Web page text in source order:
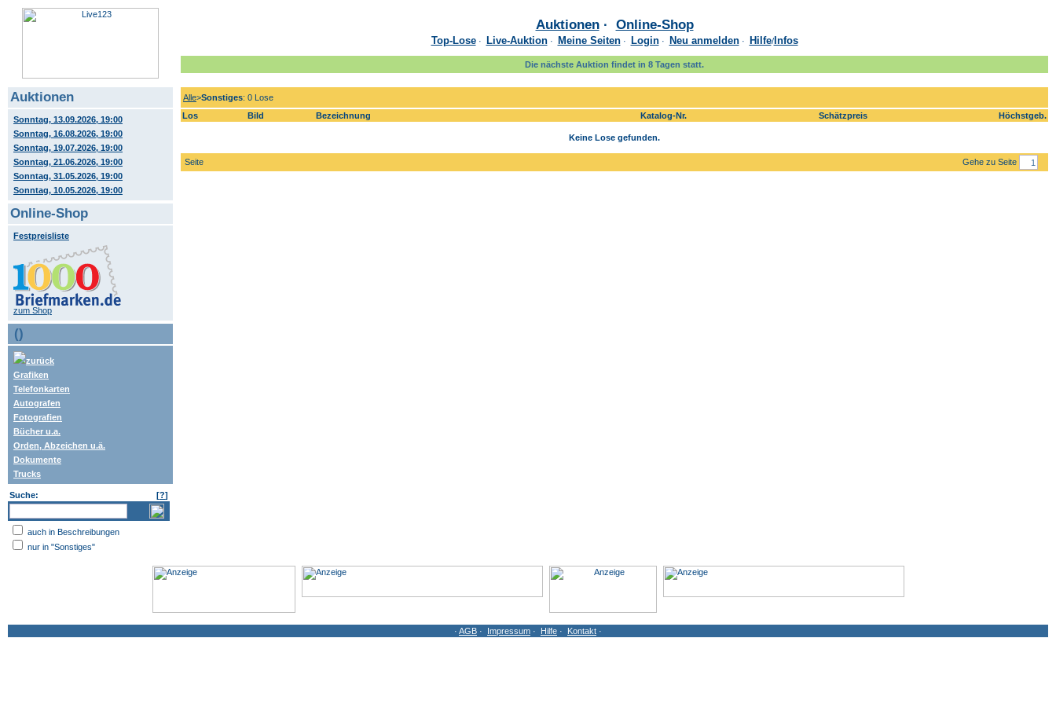
Auktionen· Online-Shop
Top-Lose· Live-Auktion· Meine Seiten· Login· Neu anmelden· Hilfe/Infos
Die nächste Auktion findet in 8 Tagen statt.
Auktionen
Sonntag, 13.09.2026, 19:00
Sonntag, 16.08.2026, 19:00
Sonntag, 19.07.2026, 19:00
Sonntag, 21.06.2026, 19:00
Sonntag, 31.05.2026, 19:00
Sonntag, 10.05.2026, 19:00
Online-Shop
Festpreisliste
zum Shop
()
zurück
Grafiken
Telefonkarten
Autografen
Fotografien
Bücher u.a.
Orden, Abzeichen u.ä.
Dokumente
Trucks
Suche: [?]
auch in Beschreibungen
nur in "Sonstiges"
Alle>Sonstiges: 0 Lose
Los
Bild Bezeichnung Katalog-Nr. Schätzpreis Höchstgeb.
Keine Lose gefunden.
Seite Gehe zu Seite
· AGB · Impressum · Hilfe · Kontakt ·